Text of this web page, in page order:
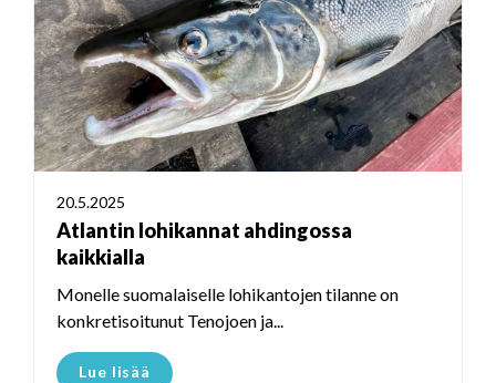
20.5.2025
Atlantin lohikannat ahdingossa
kaikkialla
Monelle suomalaiselle lohikantojen tilanne on
konkretisoitunut Tenojoen ja...
Lue lisää